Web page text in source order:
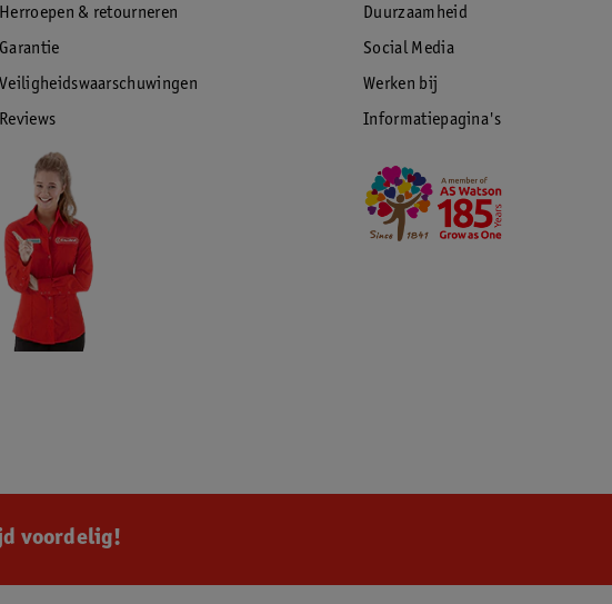
Herroepen & retourneren
Garantie
Veiligheidswaarschuwingen
Reviews
Duurzaamheid
Social Media
Werken bij
Informatiepagina's
voordelig!